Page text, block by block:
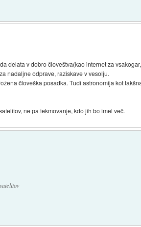
delata v dobro človeštva(kao internet za
nadaljne odprave, raziskave v vesolju.
človeška posadka. Tudi astronomija kot
ne pa tekmovanje, kdo jih bo imel več.